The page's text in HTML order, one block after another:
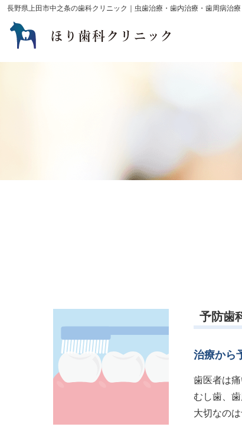
長野県上田市中之条の歯科クリニック｜虫歯治療・歯内治療・歯周病治
予防歯
治療から
歯医者は
むし歯、
大切なの